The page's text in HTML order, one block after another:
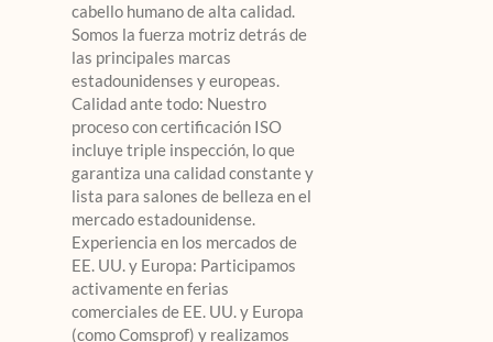
cabello humano de alta calidad.
Somos la fuerza motriz detrás de
las principales marcas
estadounidenses y europeas.
Calidad ante todo: Nuestro
proceso con certificación ISO
incluye triple inspección, lo que
garantiza una calidad constante y
lista para salones de belleza en el
mercado estadounidense.
Experiencia en los mercados de
EE. UU. y Europa: Participamos
activamente en ferias
comerciales de EE. UU. y Europa
(como Comsprof) y realizamos